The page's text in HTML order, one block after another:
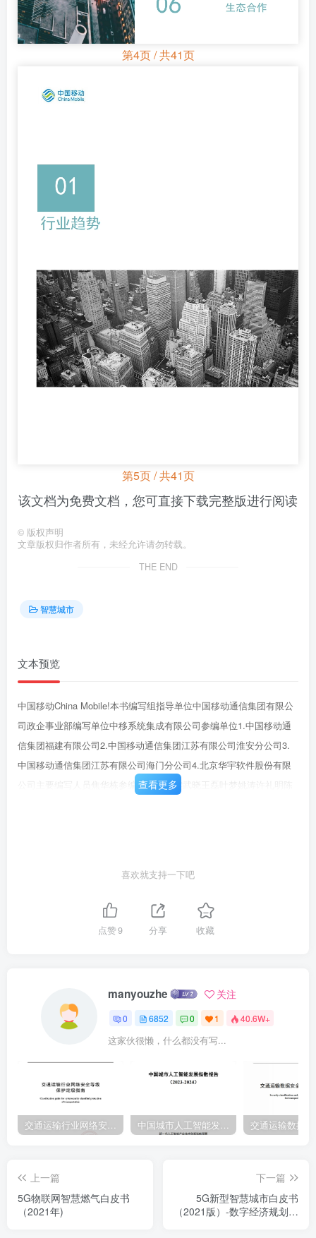
第4页 / 共41页
第5页 / 共41页
该文档为免费文档，您可直接下载完整版进行阅读
© 版权声明
文章版权归作者所有，未经允许请勿转载。
THE END
智慧城市
文本预览
中国移动China Mobile!本书编写组指导单位中国移动通信集团有限公
司政企事业部编写单位中移系统集成有限公司参编单位1.中国移动通
信集团福建有限公司2.中国移动通信集团江苏有限公司淮安分公司3.
中国移动通信集团江苏有限公司海门分公司4.北京华宇软件股份有限
公司主要编写人员焦华栋参编人员李月雯武晓王磊叶梦姚涛许礼明陈
查看更多
喜欢就支持一下吧
点赞9 分享 收藏
manyouzhe 关注
0 6852 0 1 40.6W+
这家伙很懒，什么都没有写...
上一篇
5G物联网智慧燃气白皮书
（2021年)
下一篇
5G新型智慧城市白皮书
（2021版）-数字经济规划分